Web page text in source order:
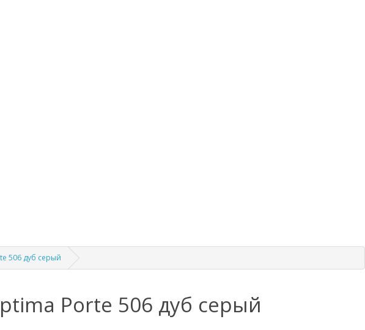
506 дуб серый
Porte 506 дуб серый